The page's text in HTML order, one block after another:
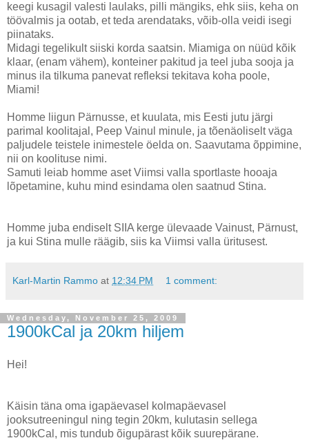
keegi kusagil valesti laulaks, pilli mängiks, ehk siis, keha on
töövalmis ja ootab, et teda arendataks, võib-olla veidi isegi
piinataks.
Midagi tegelikult siiski korda saatsin. Miamiga on nüüd kõik
klaar, (enam vähem), konteiner pakitud ja teel juba sooja ja
minus ila tilkuma panevat refleksi tekitava koha poole,
Miami!
Homme liigun Pärnusse, et kuulata, mis Eesti jutu järgi
parimal koolitajal, Peep Vainul minule, ja tõenäoliselt väga
paljudele teistele inimestele öelda on. Saavutama õppimine,
nii on koolituse nimi.
Samuti leiab homme aset Viimsi valla sportlaste hooaja
lõpetamine, kuhu mind esindama olen saatnud Stina.
Homme juba endiselt SIIA kerge ülevaade Vainust, Pärnust,
ja kui Stina mulle räägib, siis ka Viimsi valla üritusest.
Karl-Martin Rammo at 12:34 PM 1 comment:
Wednesday, November 25, 2009
1900kCal ja 20km hiljem
Hei!
Käisin täna oma igapäevasel kolmapäevasel
jooksutreeningul ning tegin 20km, kulutasin sellega
1900kCal, mis tundub õigupärast kõik suurepärane.